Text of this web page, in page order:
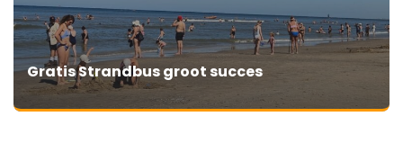
Gratis Strandbus groot succes